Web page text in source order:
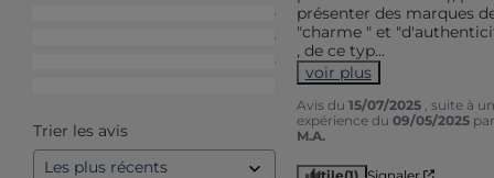
0
0
0
Trier les avis
présenter des marques
"charme " et
, de ce typ...
voir plus
Avis du 15/07/2025
, suite à
expérience du 09/05/2025 par
M.A.